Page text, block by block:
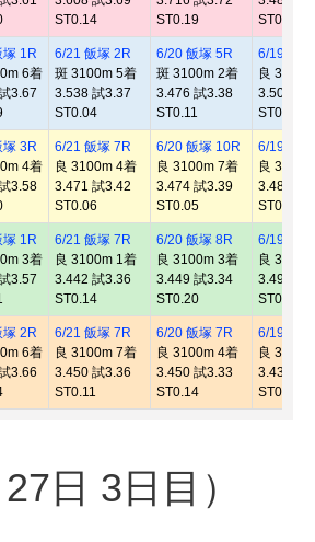
ST0.14
ST0.19
ST0.08
1R
6着
3.67
6/21 飯塚 2R
斑 3100m 5着
3.538 試3.37
ST0.04
6/20 飯塚 5R
斑 3100m 2着
3.476 試3.38
ST0.11
6/19 飯
良
3.505 試
ST0.13
3R
4着
3.58
6/21 飯塚 7R
良 3100m 4着
3.471 試3.42
ST0.06
6/20 飯塚 10R
良 3100m 7着
3.474 試3.39
ST0.05
6/19 飯
良
3.481 試
ST0.14
1R
3着
3.57
6/21 飯塚 7R
良 3100m 1着
3.442 試3.36
ST0.14
6/20 飯塚 8R
良 3100m 3着
3.449 試3.34
ST0.20
6/19 飯
良
3.498 試
ST0.25
2R
6着
3.66
6/21 飯塚 7R
良 3100m 7着
3.450 試3.36
ST0.11
6/20 飯塚 7R
良 3100m 4着
3.450 試3.33
ST0.14
6/19 飯
良
3.438 試
ST0.08
日 3日目）